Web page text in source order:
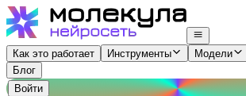
Как это работает Инструменты Модели
Блог
Войти